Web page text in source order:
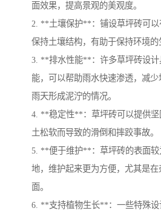
面效果，提高景观的美观度。
2. **土壤保护**：铺设草坪砖可以
保持土壤结构，有助于保持环境的
3. **排水性能**：许多草坪砖设
能，可以帮助雨水快速渗透，减
雨天形成泥泞的情况。
4. **稳定性**：草坪砖可以提供
土松软而导致的滑倒和摔跤事故。
5. **便于维护**：草坪砖的表面
地，维护起来更为方便，尤其是
面。
6. **支持植物生长**：一些特殊